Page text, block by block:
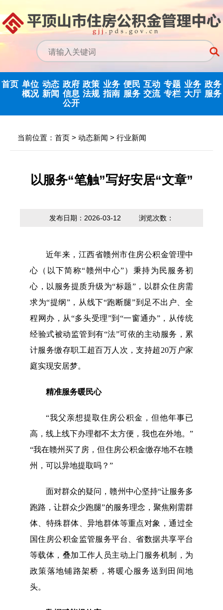
首页 单位
概况
中心领导
决策机构
动态
新闻
行业新闻
政府
信息
公开
信息公开制度
政府信息公开
年度报告
政策
法规
国家政策法规
省级政策法规
业务
指南
提取业务指南
贷款业务指南
便民
服务
利率公告
常见问题
互动
交流
互动反馈
意见征集
专题
专栏
纪检监察
优化营商环境
业务
大厅
省政务
政务
服务
当前位置： 首页 > 动态新闻 > 行业新闻
以服务“笔触”写好安居“文章”
发布日期：2026-03-12 浏览次数：
近年来，江西省赣州市住房公积金管理中
心（以下简称“赣州中心”）秉持为民服务初
心，以服务提质升级为“标题”，以群众住房需
求为“提纲”，从线下“跑断腿”到足不出户、全
程网办，从“多头受理”到“一窗通办”，从传统
经验式被动监管到有“法”可依的主动服务，累
计服务缴存职工超百万人次，支持超20万户家
庭实现安居梦。
精准服务暖民心
“我父亲想提取住房公积金，但他年事已
高，线上线下办理都不太方便，我也在外地。”
“我在赣州买了房，但住房公积金缴存地不在赣
州，可以异地提取吗？”
面对群众的疑问，赣州中心坚持“让服务多
跑路，让群众少跑腿”的服务理念，聚焦刚需群
体、特殊群体、异地群体等重点对象，通过全
国住房公积金监管服务平台、省数据共享平台
等载体，叠加工作人员主动上门服务机制，为
政策落地铺路架桥，将暖心服务送到田间地
头。